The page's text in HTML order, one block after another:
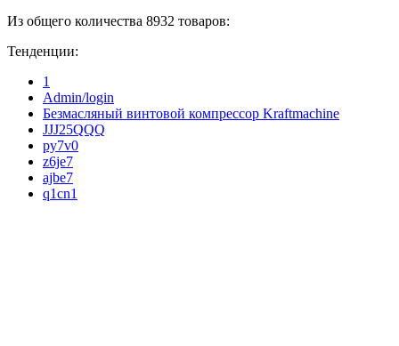
Из общего количества 8932 товаров:
Тенденции:
1
Admin/login
Безмасляный винтовой компрессор Kraftmaсhine
JJJ25QQQ
py7v0
z6je7
ajbe7
q1cn1